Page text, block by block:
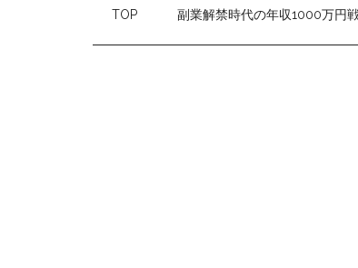
TOP 副業解禁時代の年収1000万円